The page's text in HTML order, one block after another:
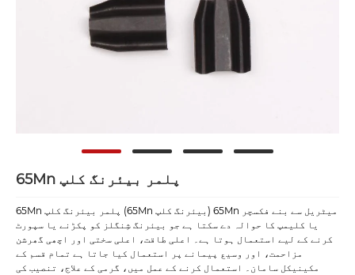
65Mn پلمر بیئرنگ کلپ
65Mn پلمر بیئرنگ کلپ (65Mn بیئرنگ کلپ) 65Mn میٹریل سے بنے فکسچر
یا کلیمپ کا حوالہ دے سکتا ہے جو بیئرنگ شِنگلز کو پکڑنے یا سپورٹ
کرنے کے لیے استعمال ہوتا ہے۔ اعلی طاقت، اعلی سختی اور اچھی گھرشن
مزاحمت، اور وسیع پیمانے پر استعمال کیا جاتا ہے تمام قسم کے
مکینیکل سامان۔ استعمال کرنے کے عمل میں، گرمی کے علاج، تنصیب کی